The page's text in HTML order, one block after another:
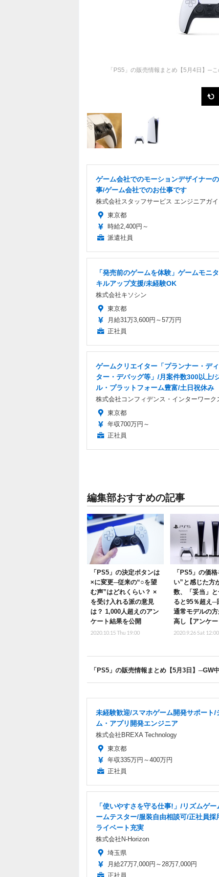
「PS5」の販売情報まとめ【5月4日】─
ゲーム会社でのモーションデザイナー
事/ゲーム会社でのお仕事です
株式会社スタッフサービス エンジニアガ
東京都
時給2,400円～
派遣社員
「発売前のゲームを体験」ゲームモニ
キルアップ支援/未経験OK
株式会社キソシン
東京都
月給31万3,600円～57万円
正社員
ゲームクリエイター「プランナー・デ
ター・デバッグ等」/月案件数300以上/
ル・プラットフォーム豊富/土日祝休み
株式会社コンフィデンス・インターワーク
東京都
年収700万円～
正社員
編集部おすすめの記事
「PS5」の決定ボタンは
×に変更─従来の“○を望
む声”はどれくらい？ ×
を受け入れる派の意見
は？ 1,000人超えのアン
ケート結果を公開
2020.10.15 Thu 19:00
「PS5」の価
い”と感じた方
数、「妥当」
ると95％超え─
通常モデルの
高し【アンケ
2020.9.26 Sat 12:00
「PS5」の販売情報まとめ【5月3日】─GW
未経験歓迎/スマホゲーム開発サポート/
ム・アプリ開発エンジニア
株式会社BREXA Technology
東京都
年収335万円～400万円
正社員
「使いやすさを守る仕事!」/リズムゲー
ームテスター/服装自由相談可/正社員採
ライベート充実
株式会社N-Horizon
埼玉県
月給27万7,000円～28万7,000円
正社員